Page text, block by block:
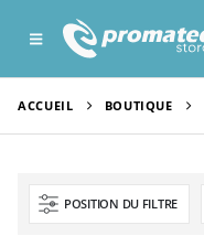
ACCUEIL BOUTIQUE
POSITION DU FILTRE